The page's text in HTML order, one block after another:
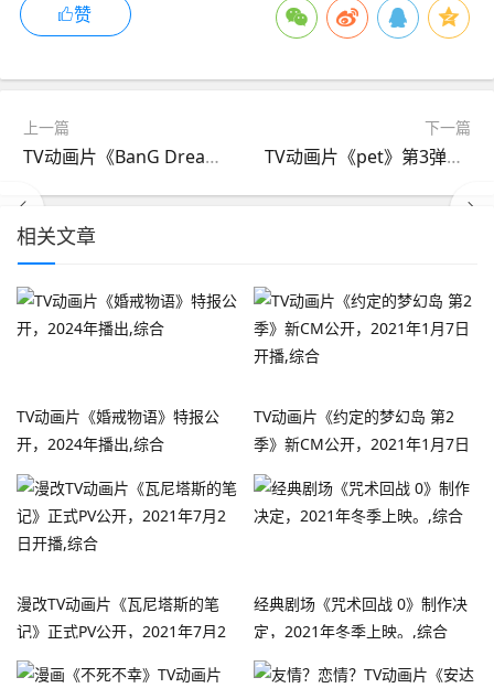
赞
上一篇
TV动画片《BanG Dream! 3rd Season》PV公开，2020年1月23日开播,综合
下一篇
TV动画片《pet》第3弹PV公开，2020年1月6日开播,综合
相关文章
TV动画片《婚戒物语》特报公
开，2024年播出,综合
TV动画片《约定的梦幻岛 第2
季》新CM公开，2021年1月7日
开播,综合
漫改TV动画片《瓦尼塔斯的笔
记》正式PV公开，2021年7月2
日开播,综合
经典剧场《咒术回战 0》制作决
定，2021年冬季上映。,综合